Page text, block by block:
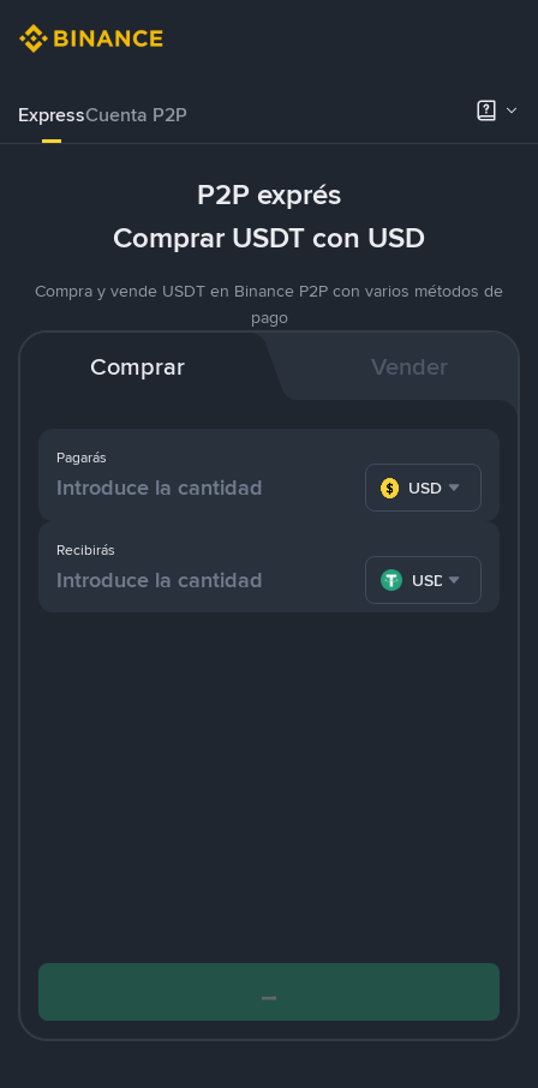
ExpressCuenta P2P
P2P exprés
Comprar USDT con USD
Compra y vende USDT en Binance P2P con varios métodos de
pago
Comprar Vender
Pagarás
USD
Recibirás
USDT